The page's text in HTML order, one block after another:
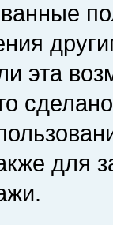
эта
для